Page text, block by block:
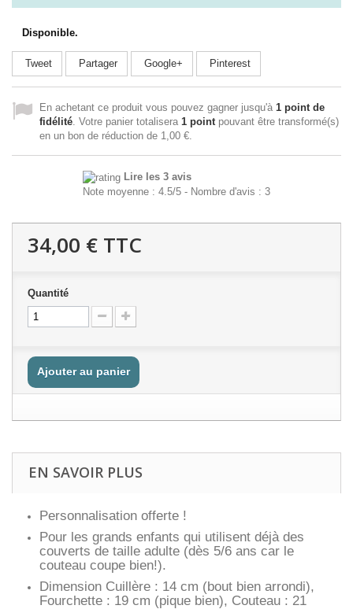
Disponible.
Tweet Partager Google+ Pinterest
En achetant ce produit vous pouvez gagner jusqu'à 1 point de
fidélité. Votre panier totalisera 1 pointpouvant être transformé(s)
en un bon de réduction de 1,00 €.
Lire les 3 avis
Note moyenne : 4.5/5 - Nombre d'avis : 3
34,00 € TTC
Quantité
Ajouter au panier
EN SAVOIR PLUS
Personnalisation offerte !
Pour les grands enfants qui utilisent déjà des
couverts de taille adulte (dès 5/6 ans car le
couteau coupe bien!).
Dimension Cuillère : 14 cm (bout bien arrondi),
Fourchette : 19 cm (pique bien), Couteau : 21